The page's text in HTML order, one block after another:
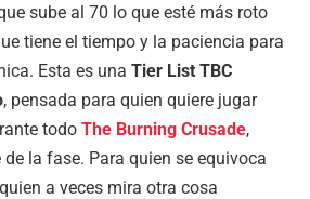
sube al 70 lo que esté más roto
tiene el tiempo y la paciencia para
Esta es una Tier List TBC
, pensada para quien quiere jugar
todo The Burning Crusade,
la fase. Para quien se equivoca
a veces mira otra cosa